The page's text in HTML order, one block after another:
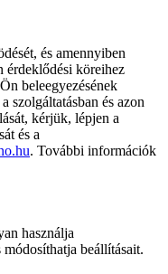
és amennyiben
érdeklődési köreihez
beleegyezésének
szolgáltatásban és azon
kérjük, lépjen a
és a
. További információk
használja
beállításait.